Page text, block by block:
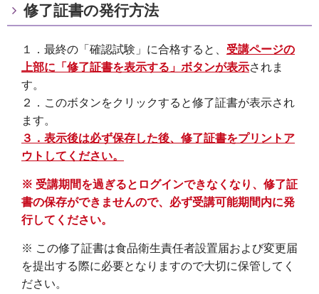
修了証書の発行方法
１．最終の「確認試験」に合格すると、 受講ページの
上部に「修了証書を表示する」ボタンが表示されま
す。
２．このボタンをクリックすると修了証書が表示され
ます。
３．表示後は必ず保存した後、修了証書をプリントア
ウトしてください。
※ 受講期間を過ぎるとログインできなくなり、修了証
書の保存ができませんので、必ず受講可能期間内に発
行してください。
※ この修了証書は食品衛生責任者設置届および変更届
を提出する際に必要となりますので大切に保管してく
ださい。